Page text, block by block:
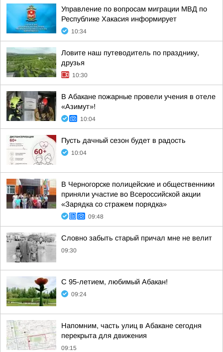
Управление по вопросам миграции МВД по
Республике Хакасия информирует
10:34
Ловите наш путеводитель по празднику,
друзья
10:30
В Абакане пожарные провели учения в отеле
«Азимут»!
10:04
Пусть дачный сезон будет в радость
10:04
В Черногорске полицейские и общественники
приняли участие во Всероссийской акции
«Зарядка со стражем порядка»
09:48
Словно забыть старый причал мне не велит
09:30
С 95-летием, любимый Абакан!
09:24
Напомним, часть улиц в Абакане сегодня
перекрыта для движения
09:15